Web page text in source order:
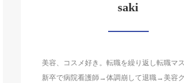
saki
美容、コスメ好き。転職を繰り返し転職マス
新卒で病院看護師→体調崩して退職→美容